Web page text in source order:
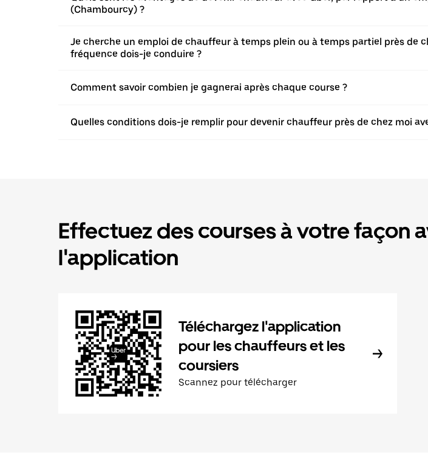
(Chambourcy) ?
Je cherche un emploi de chauffeur à temps plein ou à temps partiel près de
fréquence dois-je conduire ?
Comment savoir combien je gagnerai après chaque course ?
Quelles conditions dois-je remplir pour devenir chauffeur près de chez moi
Effectuez des courses à votre façon
l'application
Téléchargez l'application
pour les chauffeurs et les
coursiers
Scannez pour télécharger